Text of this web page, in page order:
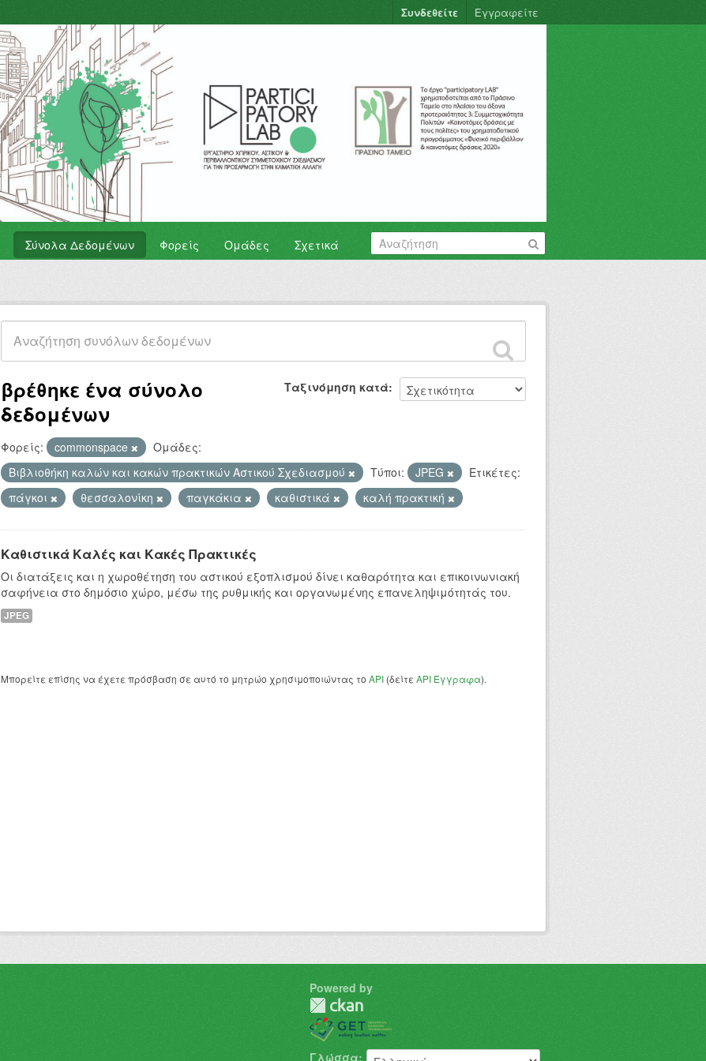
Συνδεθείτε Εγγραφείτε
Σύνολα Δεδομένων Φορείς Ομάδες Σχετικά
Ταξινόμηση κατά
βρέθηκε ένα σύνολο
δεδομένων
Φορείς: commonspace
Ομάδες:
Βιβλιοθήκη καλών και κακών πρακτικών Αστικού Σχεδιασμού
Τύποι: JPEG
Ετικέτες:
πάγκοι
θεσσαλονίκη παγκάκια καθιστικά καλή πρακτική
Καθιστικά Καλές και Κακές Πρακτικές
Οι διατάξεις και η χωροθέτηση του αστικού εξοπλισμού δίνει καθαρότητα και επικοινωνιακή
σαφήνεια στο δημόσιο χώρο, μέσω της ρυθμικής και οργανωμένης επανεληψιμότητάς του.
JPEG
Μπορείτε επίσης να έχετε πρόσβαση σε αυτό το μητρώο χρησιμοποιώντας το API (δείτε API Έγγραφα).
Powered by
Γλώσσα